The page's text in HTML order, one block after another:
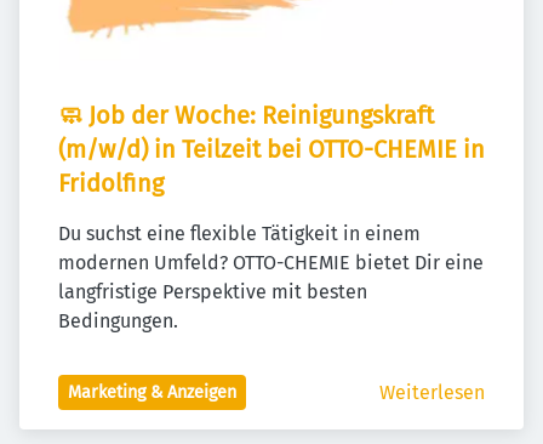
🧼 Job der Woche: Reinigungskraft
(m/w/d) in Teilzeit bei OTTO-CHEMIE in
Fridolfing
Du suchst eine flexible Tätigkeit in einem
modernen Umfeld? OTTO-CHEMIE bietet Dir eine
langfristige Perspektive mit besten
Bedingungen.
Marketing & Anzeigen Weiterlesen